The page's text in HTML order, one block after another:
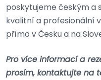
poskytujeme českým a
kvalitní a profesionální
přímo v Česku a na
Pro více informací a
prosím, kontaktujte na